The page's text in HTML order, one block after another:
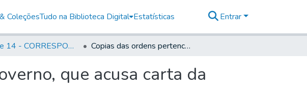
ColeçõesTudo na Biblioteca Digital Estatísticas Entrar
Volume 14 - CORRESPONDENCIAS DIVERSAS Copias das ordens pertencentes a este Governo, que acusa carta da Lauda infronte: Masso dº n. 8º
que acusa carta da